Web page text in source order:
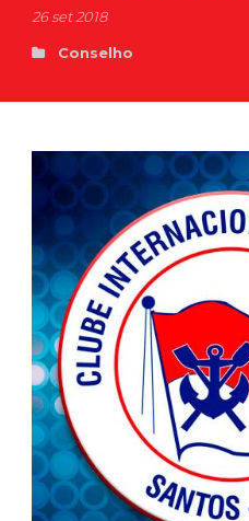
26 set 2018
Conselho